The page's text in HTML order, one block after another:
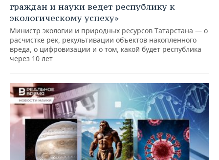
граждан и науки ведет республику к
экологическому успеху»
Министр экологии и природных ресурсов Татарстана — о
расчистке рек, рекультивации объектов накопленного
вреда, о цифровизации и о том, какой будет республика
через 10 лет